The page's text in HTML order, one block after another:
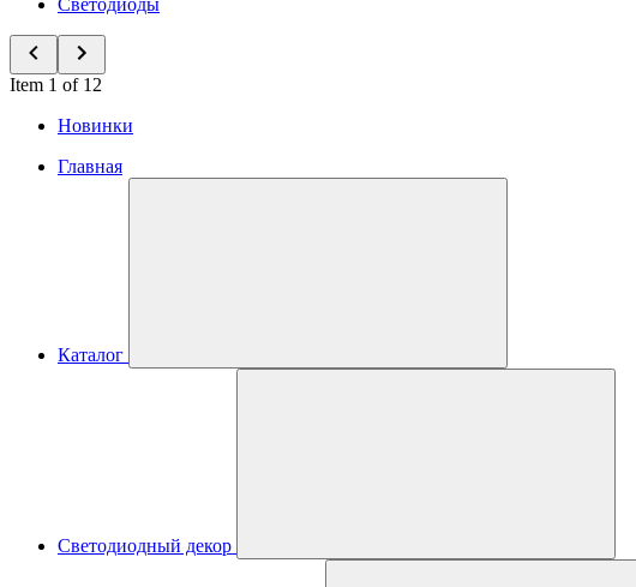
Светодиоды
Item 1 of 12
Новинки
Главная
Каталог
Светодиодный декор